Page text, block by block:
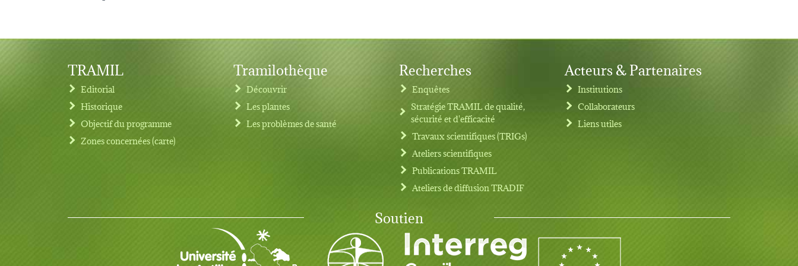
Footer menu
TRAMIL
Editorial
Historique
Objectif du programme
Zones concernées (carte)
Tramilothèque
Découvrir
Les plantes
Les problèmes de santé
Recherches
Enquêtes
Stratégie TRAMIL de qualité,
sécurité et d'efficacité
Travaux scientifiques (TRIGs)
Ateliers scientifiques
Publications TRAMIL
Ateliers de diffusion TRADIF
Acteurs & Partenaires
Institutions
Collaborateurs
Liens utiles
Soutien